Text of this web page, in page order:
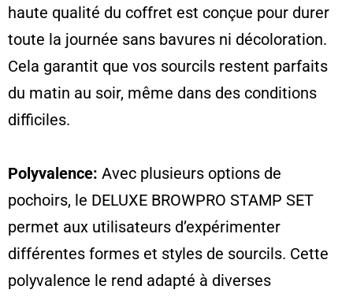
haute qualité du coffret est conçue pour durer
toute la journée sans bavures ni décoloration.
Cela garantit que vos sourcils restent parfaits
du matin au soir, même dans des conditions
difficiles.
Polyvalence: Avec plusieurs options de
pochoirs, le DELUXE BROWPRO STAMP SET
permet aux utilisateurs d’expérimenter
différentes formes et styles de sourcils. Cette
polyvalence le rend adapté à diverses